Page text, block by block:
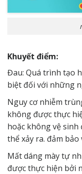
Khuyết điểm:
Đau: Quá trình tạo
biệt đối với những
Nguy cơ nhiễm
không được thực
hoặc không vệ sinh
thể xảy ra. đảm
Mất dáng mày tự
được thực hiện bởi